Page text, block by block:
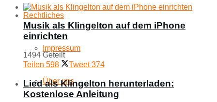
Rechtliches
Impressum
Über uns
Musik als Klingelton auf dem iPhone
einrichten
1494 Geteilt
Teilen 598 Tweet 374
Lied als Klingelton herunterladen:
Kostenlose Anleitung